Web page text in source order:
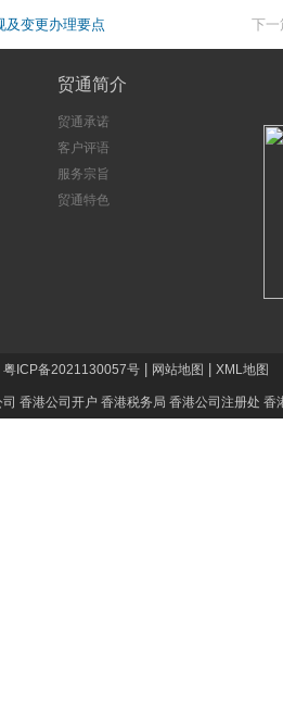
及变更办理要点 下一
贸通简介
贸通承诺
客户评语
服务宗旨
贸通特色
粤ICP备2021130057号 网站地图 XML地图
香港公司开户 香港税务局 香港公司注册处 香